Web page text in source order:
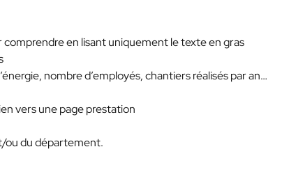
en lisant uniquement le texte en gras
nombre d’employés, chantiers réalisés par an…
vers une page prestation
ou du département.